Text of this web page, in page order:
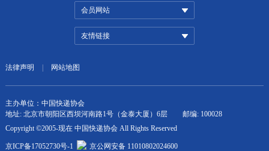
会员网站
友情链接
法律声明 网站地图
主办单位：中国快递协会
地址: 北京市朝阳区西坝河南路1号（金泰大厦）6层
邮编: 100028
Copyright ©2005-现在 中国快递协会 All Rights Reserved
京ICP备17052730号-1 京公网安备 11010802024600